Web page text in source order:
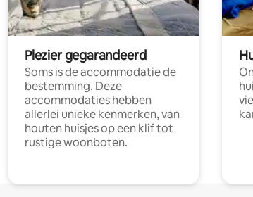
Plezier gegarandeerd
Soms is de accommodatie de
bestemming. Deze
accommodaties hebben
allerlei unieke kenmerken, van
houten huisjes op een klif tot
rustige woonboten.